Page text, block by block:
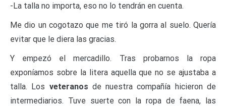
-La talla no importa, eso no lo tendrán en cuenta.
Me dio un cogotazo que me tiró la gorra al suelo. Quería
evitar que le diera las gracias.
Y empezó el mercadillo. Tras probarnos la ropa
exponíamos sobre la litera aquella que no se ajustaba a
talla. Los veteranos de nuestra compañía hicieron de
intermediarios. Tuve suerte con la ropa de faena, las